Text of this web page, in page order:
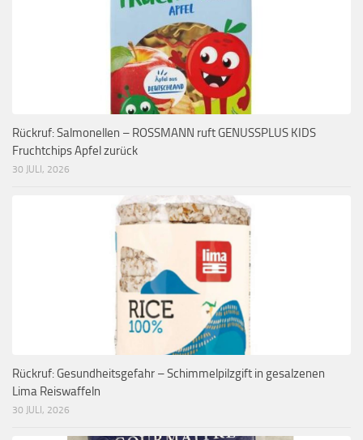
Rückruf: Salmonellen – ROSSMANN ruft GENUSSPLUS KIDS
Fruchtchips Apfel zurück
30 JULI, 2026
Rückruf: Gesundheitsgefahr – Schimmelpilzgift in gesalzenen
Lima Reiswaffeln
30 JULI, 2026